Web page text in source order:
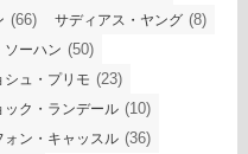
(66) サディアス・ヤング (8)
ソーハン (50)
シュ・プリモ (23)
ック・ランデール (10)
ォン・キャッスル (36)